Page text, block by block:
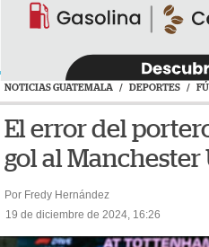
NOTICIAS GUATEMALA / DEPORTES /
El error del
gol al
Por Fredy Hernández
19 de diciembre de 2024, 16:26